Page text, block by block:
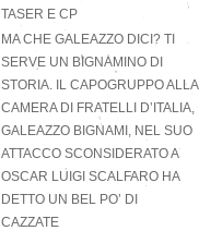
TASER E CP
MA CHE GALEAZZO DICI? TI
SERVE UN BIGNAMINO DI
STORIA. IL CAPOGRUPPO ALLA
CAMERA DI FRATELLI D’ITALIA,
GALEAZZO BIGNAMI, NEL SUO
ATTACCO SCONSIDERATO A
OSCAR LUIGI SCALFARO HA
DETTO UN BEL PO’ DI
CAZZATE